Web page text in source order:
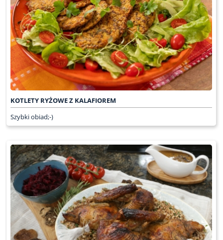
KOTLETY RYŻOWE Z KALAFIOREM
Szybki obiad;-)